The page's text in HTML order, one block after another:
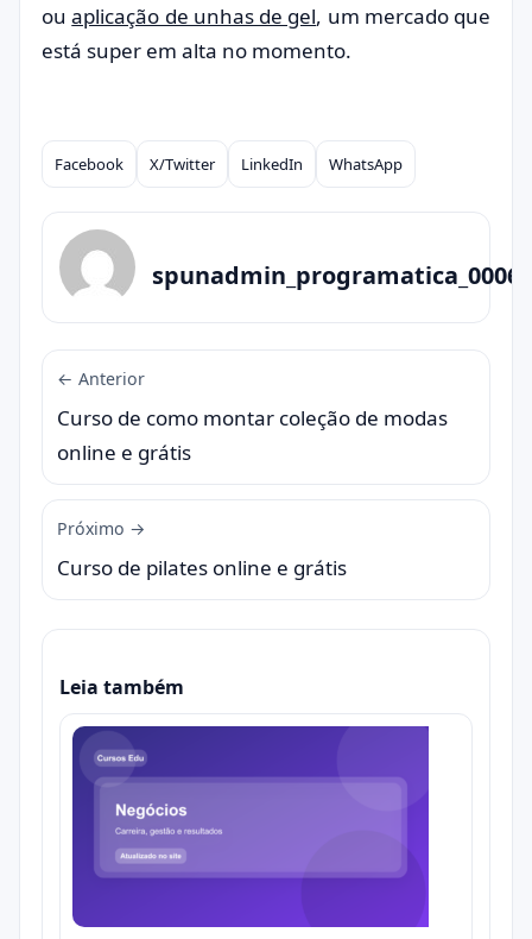
ouaplicação de unhas de gel, um mercado que
está super em alta no momento.
Compartilhar
Facebook X/Twitter LinkedIn WhatsApp
spunadmin_programatica_0006
← Anterior
Curso de como montar coleção de modas
online e grátis
Próximo →
Curso de pilates online e grátis
Leia também